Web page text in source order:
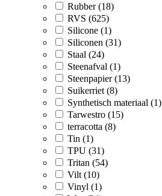
Rubber (18)
RVS (625)
Silicone (1)
Siliconen (31)
Staal (24)
Steenafval (1)
Steenpapier (13)
Suikerriet (8)
Synthetisch materiaal (1)
Tarwestro (15)
terracotta (8)
Tin (1)
TPU (31)
Tritan (54)
Vilt (10)
Vinyl (1)